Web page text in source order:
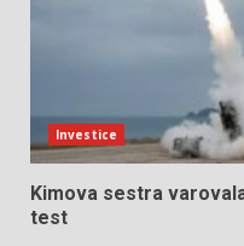
Investice
Kimova sestra
test